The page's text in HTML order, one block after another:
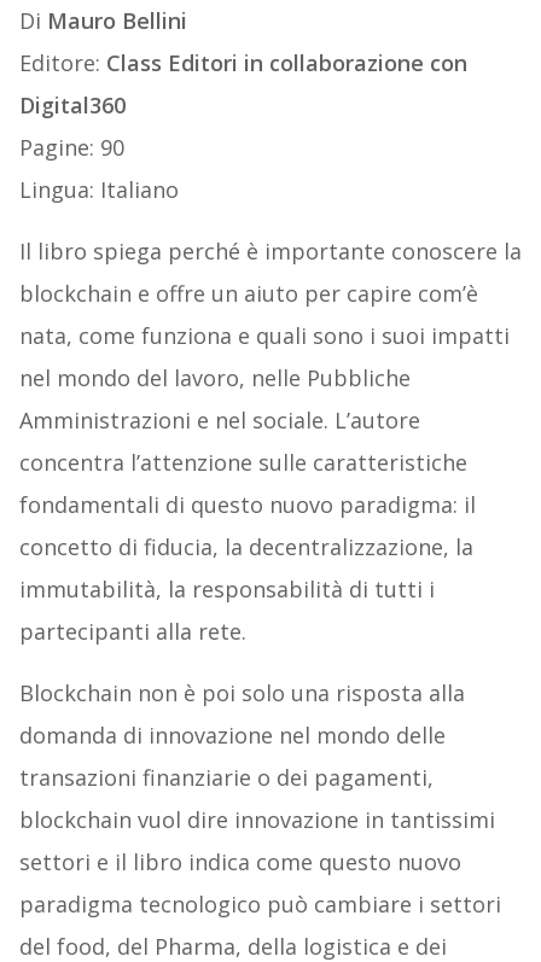
Di Mauro Bellini
Editore: Class Editori in collaborazione con
Digital360
Pagine: 90
Lingua: Italiano
Il libro spiega perché è importante conoscere la
blockchain e offre un aiuto per capire com’è
nata, come funziona e quali sono i suoi impatti
nel mondo del lavoro, nelle Pubbliche
Amministrazioni e nel sociale. L’autore
concentra l’attenzione sulle caratteristiche
fondamentali di questo nuovo paradigma: il
concetto di fiducia, la decentralizzazione, la
immutabilità, la responsabilità di tutti i
partecipanti alla rete.
Blockchain non è poi solo una risposta alla
domanda di innovazione nel mondo delle
transazioni finanziarie o dei pagamenti,
blockchain vuol dire innovazione in tantissimi
settori e il libro indica come questo nuovo
paradigma tecnologico può cambiare i settori
del food, del Pharma, della logistica e dei